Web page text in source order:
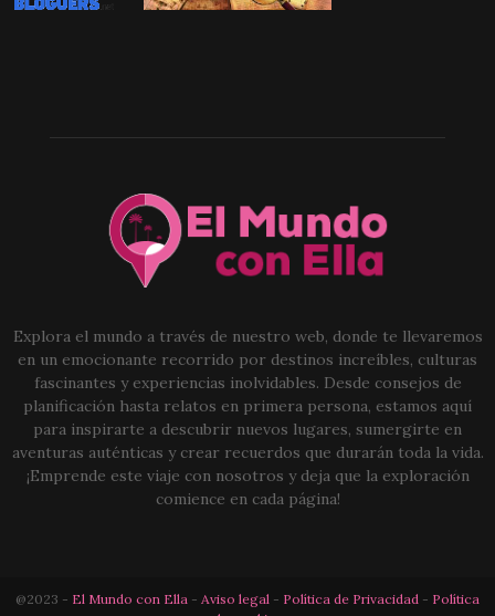
Explora el mundo a través de nuestro web, donde te llevaremos
en un emocionante recorrido por destinos increíbles, culturas
fascinantes y experiencias inolvidables. Desde consejos de
planificación hasta relatos en primera persona, estamos aquí
para inspirarte a descubrir nuevos lugares, sumergirte en
aventuras auténticas y crear recuerdos que durarán toda la vida.
¡Emprende este viaje con nosotros y deja que la exploración
comience en cada página!
@2023 - El Mundo con Ella - Aviso legal - Política de Privacidad - Política